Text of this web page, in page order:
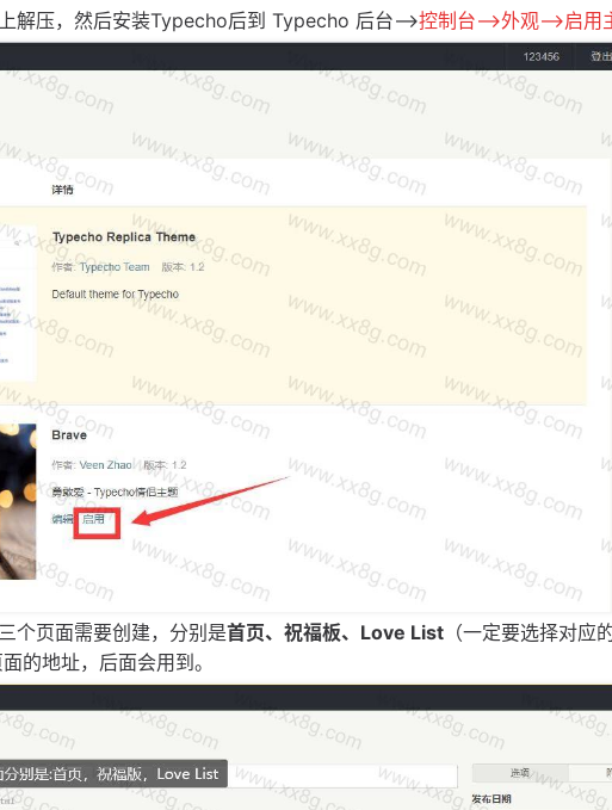
解压，然后安装Typecho后到 Typecho 后台–>控制台–>外观–>启用
个页面需要创建，分别是首页、祝福板、Love List （一定要选择对应
的地址，后面会用到。